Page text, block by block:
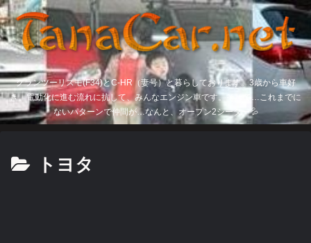
グランツーリスモ(F34)とC-HR（妻号）と暮らしております。3歳から車好
き。電動化に進む流れに抗して、みんなエンジン車です。そして…これまでに
ないパターンで仲間が…なんと、オープン2シーター💦
トヨタ